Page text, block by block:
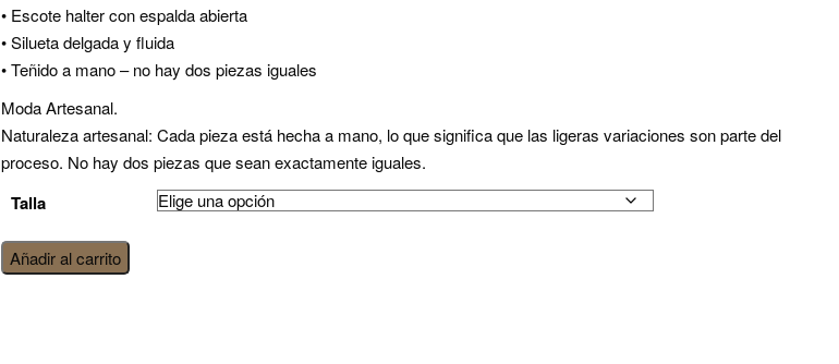
• Escote halter con espalda abierta
• Silueta delgada y fluida
• Teñido a mano – no hay dos piezas iguales
Moda Artesanal.
Naturaleza artesanal: Cada pieza está hecha a mano, lo que significa que las ligeras variaciones son parte del
proceso. No hay dos piezas que sean exactamente iguales.
Talla
vestido
Eclipse
Añadir al carrito